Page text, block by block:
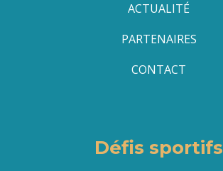
ACTUALITÉ
PARTENAIRES
CONTACT
Défis sportifs